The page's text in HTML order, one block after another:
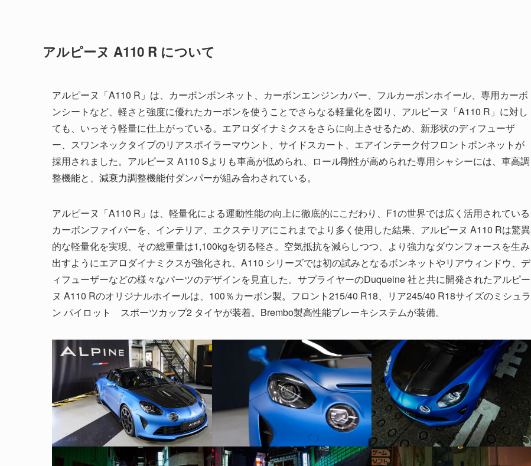
アルピーヌ A110 R について
アルピーヌ「A110 R」は、カーボンボンネット、カーボンエンジンカバー、フルカーボンホイール、専用カーボ
ンシートなど、軽さと強度に優れたカーボンを使うことでさらなる軽量化を図り、アルピーヌ「A110 R」に対し
ても、いっそう軽量に仕上がっている。エアロダイナミクスをさらに向上させるため、新形状のディフューザ
ー、スワンネックタイプのリアスポイラーマウント、サイドスカート、エアインテーク付フロントボンネットが
採用されました。アルピーヌ A110 Sよりも車高が低められ、ロール剛性が高められた専用シャシーには、車高調
整機能と、減衰力調整機能付ダンパーが組み合わされている。
アルピーヌ「A110 R」は、軽量化による運動性能の向上に徹底的にこだわり、F1の世界では広く活用されている
カーボンファイバーを、インテリア、エクステリアにこれまでより多く使用した結果、アルピーヌ A110 Rは驚異
的な軽量化を実現、その総重量は1,100kgを切る軽さ。空気抵抗を減らしつつ、より強力なダウンフォースを生み
出すようにエアロダイナミクスが強化され、A110 シリーズでは初の試みとなるボンネットやリアウィンドウ、デ
ィフューザーなどの様々なパーツのデザインを見直した。サプライヤーのDuqueine 社と共に開発されたアルピー
ヌ A110 Rのオリジナルホイールは、100％カーボン製。フロント215/40 R18、リア245/40 R18サイズのミシュラ
ン パイロット スポーツカップ2 タイヤが装着。Brembo製高性能ブレーキシステムが装備。